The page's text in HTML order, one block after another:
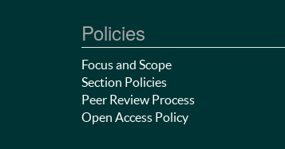
Policies
Focus and Scope
Section Policies
Peer Review Process
Open Access Policy